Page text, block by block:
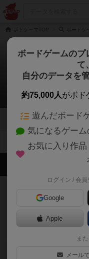
ア・
1
ボードゲームのプ
て、
自分のデータを
約75,000人がボド
遊んだボード
気になるゲー
お気に入り作
ログイン / 会員
Google
Apple
ま
メール